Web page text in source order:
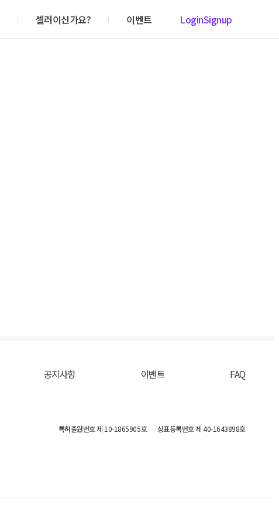
셀러이신가요? 이벤트 LoginSignup
공지사항 이벤트 FAQ
특허출원번호제 10-1865905호 상표등록번호제 40-1643898호